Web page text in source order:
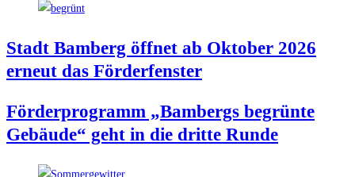
Stadt Bam­berg öff­net ab Okto­ber 2026
erneut das Förderfenster
För­der­pro­gramm „Bam­bergs begrün­te
Gebäu­de“ geht in die drit­te Runde